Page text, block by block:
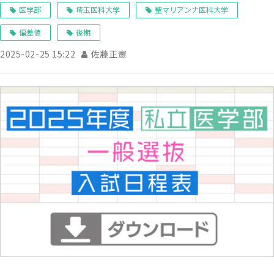
医学部 埼玉医科大学 聖マリアンナ医科大学
偏差値 後期
2025-02-25 15:22 佐藤正憲